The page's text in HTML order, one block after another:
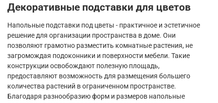
Декоративные подставки для цветов
Напольные подставки под цветы - практичное и эстетичное
решение для организации пространства в доме. Они
позволяют грамотно разместить комнатные растения, не
загромождая подоконники и поверхности мебели. Такие
конструкции освобождают полезную площадь,
предоставляют возможность для размещения большего
количества растений в ограниченном пространстве.
Благодаря разнообразию форм и размеров напольные